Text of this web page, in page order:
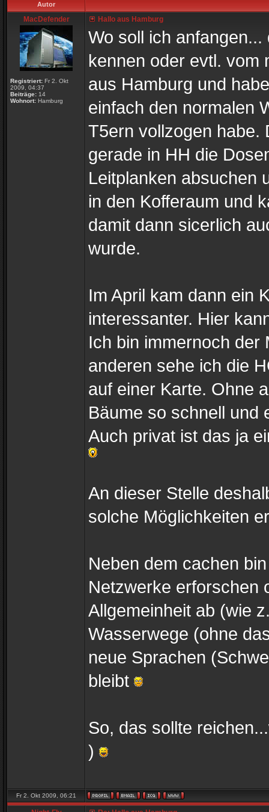
Autor
MacDefender
Registriert: Fr 2. Okt
2009, 04:37
Beiträge: 14
Wohnort: Hamburg
Hallo aus Hamburg
Wo soll ich
kennen oder evtl. vom
aus Hamburg und
einfach den normalen
T5ern vollzogen habe.
gerade in HH die
Leitplanken absuchen
in den Kofferaum und
damit dann sicerlich
wurde.
Im April kam dann ein
interessanter. Hier
Ich bin immernoch der
anderen sehe ich die
auf einer Karte. Ohne
Bäume so schnell und
Auch privat ist das ja
An dieser Stelle
solche Möglichkeiten
Neben dem cachen
Netzwerke erforschen
Allgemeinheit ab (wie
Wasserwege (ohne
neue Sprachen
bleibt
So, das sollte
)
Fr 2. Okt 2009, 06:21